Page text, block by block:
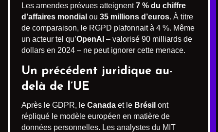
Les amendes prévues atteignent7 % du chiffre
d’affaires mondial ou 35 millions d’euros. À titre
de comparaison, le RGPD plafonnait à 4 %. Même
un acteur tel qu’OpenAI – valorisé 90 milliards de
dollars en 2024 – ne peut ignorer cette menace.
Un précédent juridique au-
delà de l’UE
Après le GDPR, le Canada et le Brésil ont
répliqué le modèle européen en matière de
données personnelles. Les analystes du MIT